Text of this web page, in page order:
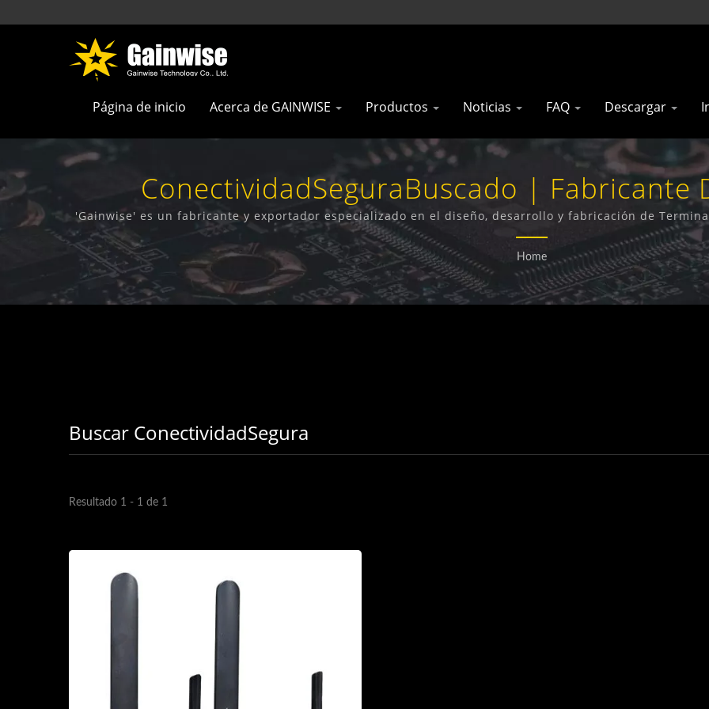
Página de inicio Acerca de GAINWISE Productos Noticias FAQ Descargar
ConectividadSeguraBuscado | Fabricante
Telecomunicaciones Hechos En Taiwán |
Ltd.'
'Gainwise' es un fabricante y exportador especializado en el diseño, desarrollo y fabricación de
para Puertas, Abrepuertas 4G y Detectores de Humo 4G.
Home
Buscar ConectividadSegura
Resultado 1 - 1 de 1